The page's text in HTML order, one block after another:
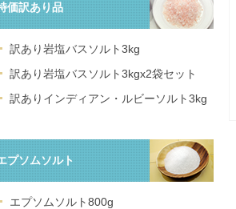
価訳あり品
訳あり岩塩バスソルト3kg
訳あり岩塩バスソルト3kgx2袋セット
訳ありインディアン・ルビーソルト3kg
プソムソルト
エプソムソルト800g